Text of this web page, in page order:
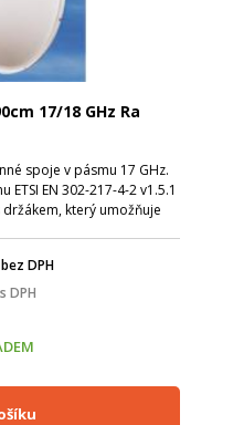
17/18 GHz Ra
spoje v pásmu 17 GHz.
EN 302-217-4-2 v1.5.1
který umožňuje
bez DPH
s DPH